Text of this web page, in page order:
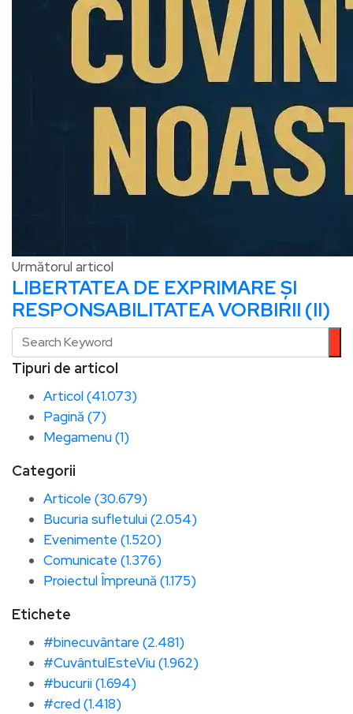
Următorul articol
LIBERTATEA DE EXPRIMARE ȘI
RESPONSABILITATEA VORBIRII (II)
Tipuri de articol
Articol (41.073)
Pagină (7)
Megamenu (1)
Categorii
Articole (30.679)
Bucuria sufletului (2.054)
Evenimente (1.520)
Comunicate (1.376)
Proiectul Împreună (1.175)
Etichete
#binecuvântare (2.481)
#CuvântulEsteViu (1.962)
#bucurii (1.694)
#cred (1.418)